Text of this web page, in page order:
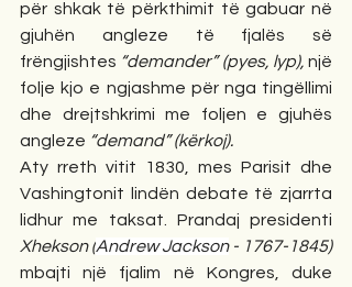
për shkak të përkthimit të gabuar në
gjuhën angleze të fjalës së
frëngjishtes “demander” (pyes, lyp), një
folje kjo e ngjashme për nga tingëllimi
dhe drejtshkrimi me foljen e gjuhës
angleze “demand” (kërkoj).
Aty rreth vitit 1830, mes Parisit dhe
Vashingtonit lindën debate të zjarrta
Xhekson (Andrew Jackson
- 1767-1845)
mbajti një fjalim në Kongres, duke